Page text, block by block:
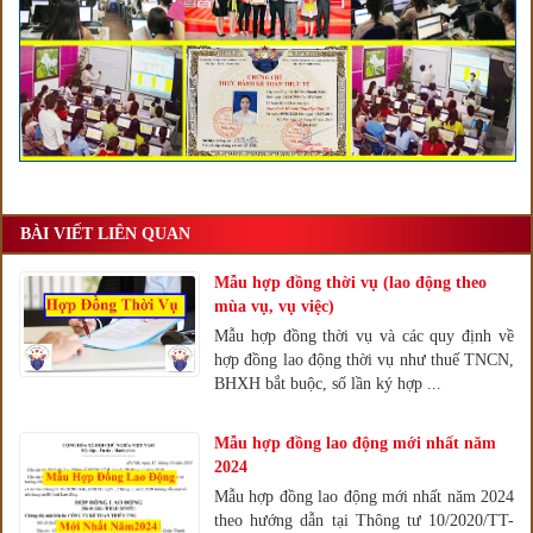
BÀI VIẾT LIÊN QUAN
Mẫu hợp đồng thời vụ (lao động theo
mùa vụ, vụ việc)
Mẫu hợp đồng thời vụ và các quy định về
hợp đồng lao động thời vụ như thuế TNCN,
BHXH bắt buộc, số lần ký hợp ...
Mẫu hợp đồng lao động mới nhất năm
2024
Mẫu hợp đồng lao động mới nhất năm 2024
theo hướng dẫn tại Thông tư 10/2020/TT-